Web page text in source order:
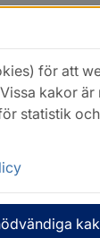
för att
kakor är
statistik